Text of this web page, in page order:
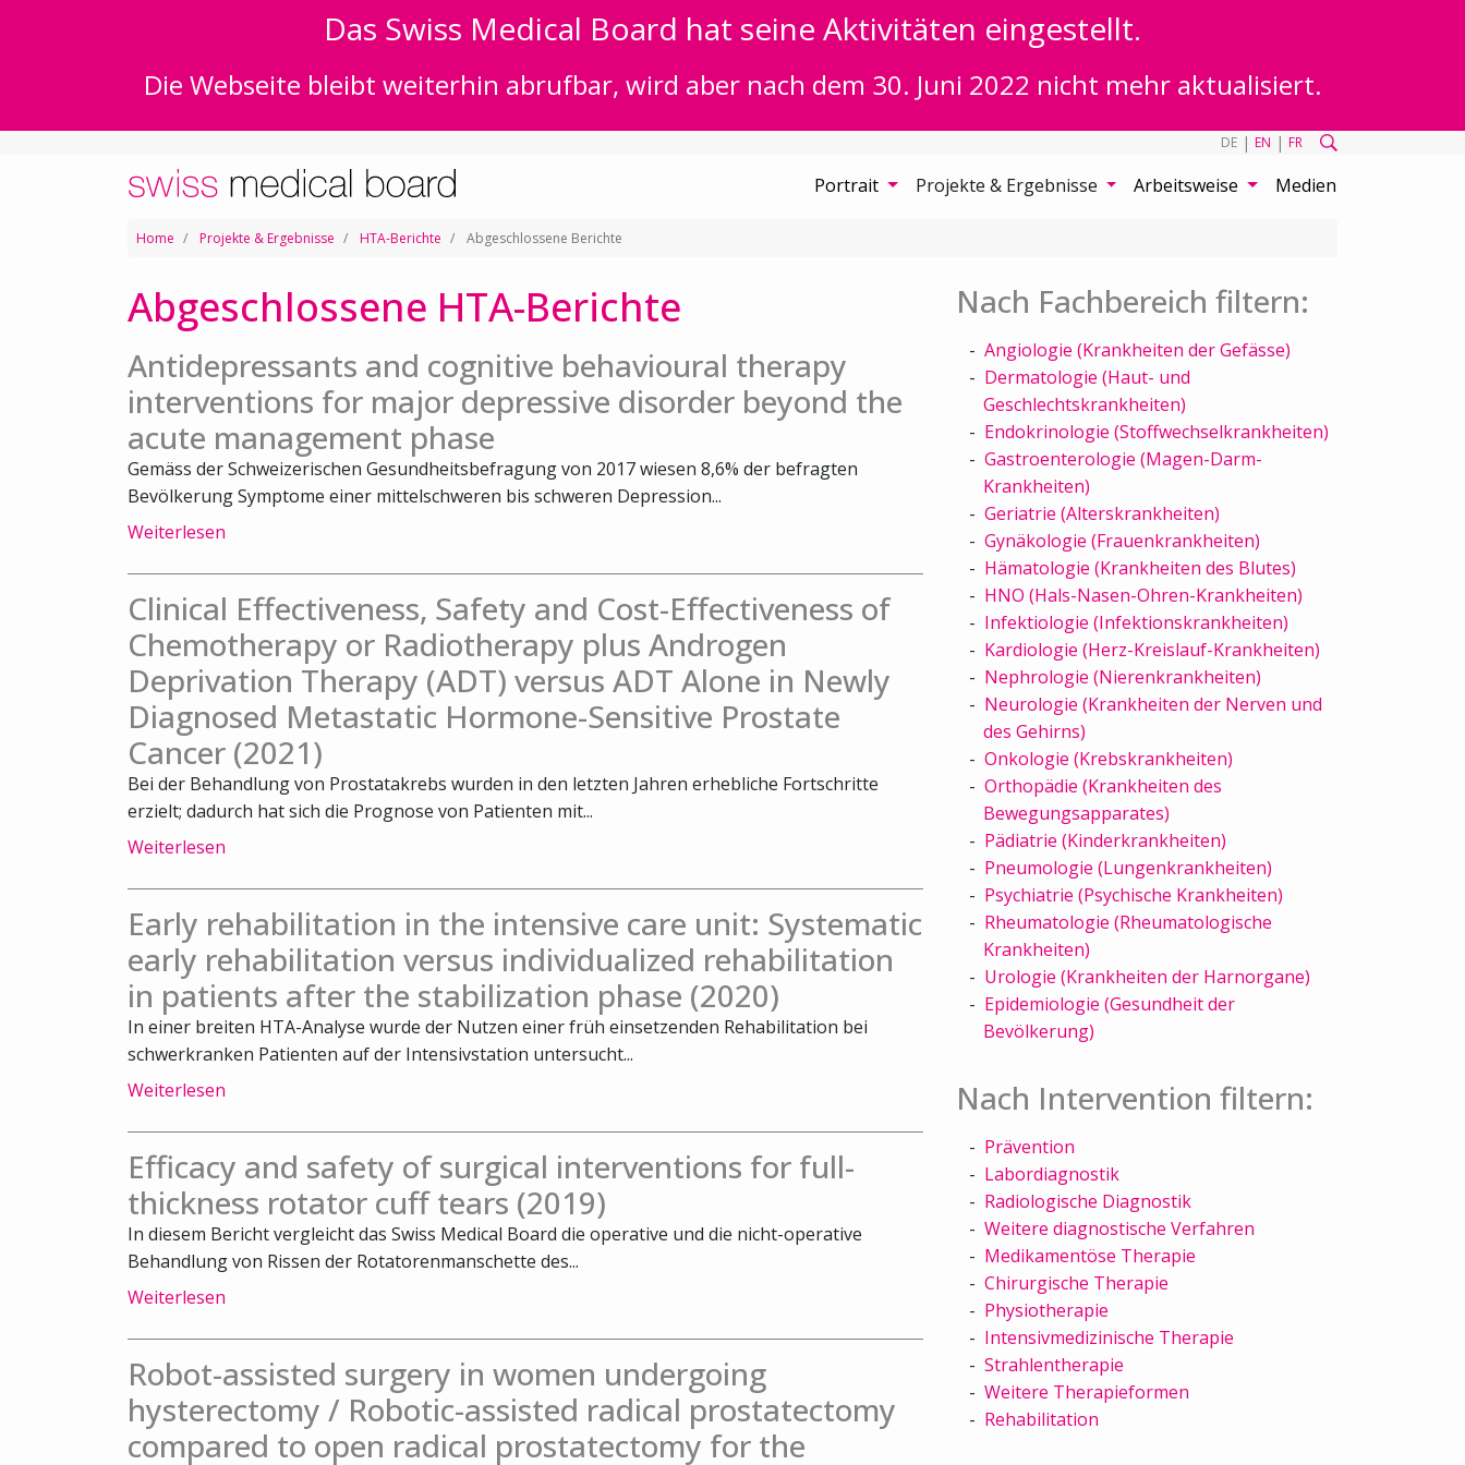
Das Swiss Medical Board hat seine Aktivitäten eingestellt.
Die Webseite bleibt weiterhin abrufbar, wird aber nach dem 30. Juni 2022 nicht mehr aktualisiert.
DE | EN | FR
Portrait Projekte & Ergebnisse Arbeitsweise Medien
Home Projekte & Ergebnisse HTA-Berichte Abgeschlossene Berichte
Abgeschlossene HTA-Berichte
Antidepressants and cognitive behavioural therapy
interventions for major depressive disorder beyond the
acute management phase
Gemäss der Schweizerischen Gesundheitsbefragung von 2017 wiesen 8,6% der befragten
Bevölkerung Symptome einer mittelschweren bis schweren Depression...
Weiterlesen
Clinical Effectiveness, Safety and Cost-Effectiveness of
Chemotherapy or Radiotherapy plus Androgen
Deprivation Therapy (ADT) versus ADT Alone in Newly
Diagnosed Metastatic Hormone-Sensitive Prostate
Cancer (2021)
Bei der Behandlung von Prostatakrebs wurden in den letzten Jahren erhebliche Fortschritte
erzielt; dadurch hat sich die Prognose von Patienten mit...
Weiterlesen
Early rehabilitation in the intensive care unit: Systematic
early rehabilitation versus individualized rehabilitation
in patients after the stabilization phase (2020)
In einer breiten HTA-Analyse wurde der Nutzen einer früh einsetzenden Rehabilitation bei
schwerkranken Patienten auf der Intensivstation untersucht...
Weiterlesen
Efficacy and safety of surgical interventions for full-
thickness rotator cuff tears (2019)
In diesem Bericht vergleicht das Swiss Medical Board die operative und die nicht-operative
Behandlung von Rissen der Rotatorenmanschette des...
Weiterlesen
Robot-assisted surgery in women undergoing
hysterectomy / Robotic-assisted radical prostatectomy
compared to open radical prostatectomy for the
Nach Fachbereich filtern:
Angiologie (Krankheiten der Gefässe)
Dermatologie (Haut- und
Geschlechtskrankheiten)
Endokrinologie (Stoffwechselkrankheiten)
Gastroenterologie (Magen-Darm-
Krankheiten)
Geriatrie (Alterskrankheiten)
Gynäkologie (Frauenkrankheiten)
Hämatologie (Krankheiten des Blutes)
HNO (Hals-Nasen-Ohren-Krankheiten)
Infektiologie (Infektionskrankheiten)
Kardiologie (Herz-Kreislauf-Krankheiten)
Nephrologie (Nierenkrankheiten)
Neurologie (Krankheiten der Nerven und
des Gehirns)
Onkologie (Krebskrankheiten)
Orthopädie (Krankheiten des
Bewegungsapparates)
Pädiatrie (Kinderkrankheiten)
Pneumologie (Lungenkrankheiten)
Psychiatrie (Psychische Krankheiten)
Rheumatologie (Rheumatologische
Krankheiten)
Urologie (Krankheiten der Harnorgane)
Epidemiologie (Gesundheit der
Bevölkerung)
Nach Intervention filtern:
Prävention
Labordiagnostik
Radiologische Diagnostik
Weitere diagnostische Verfahren
Medikamentöse Therapie
Chirurgische Therapie
Physiotherapie
Intensivmedizinische Therapie
Strahlentherapie
Weitere Therapieformen
Rehabilitation